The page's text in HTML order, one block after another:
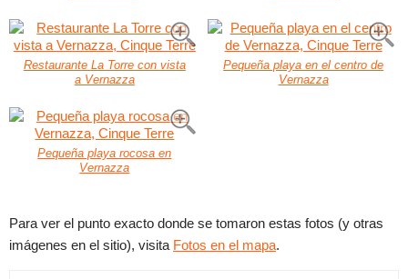
Restaurante La Torre con vista
a Vernazza
Pequeña playa en el centro de
Vernazza
Pequeña playa rocosa en
Vernazza
Para ver el punto exacto donde se tomaron estas fotos (y otras
imágenes en el sitio), visita Fotos en el mapa.